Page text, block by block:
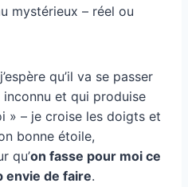
mystérieux – réel ou
qu’il va se passer
inconnu et qui produise
» – je croise les doigts et
bonne étoile,
qu’on fasse pour moi ce
envie de faire.